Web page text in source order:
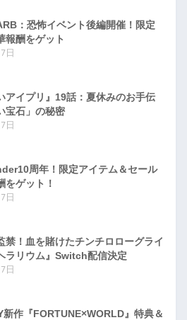
：恐怖イベント後編開催！限定
報酬をゲット
日
アイプリ』19話：夏休みのお手伝
宝石」の秘密
日
周年！限定アイテム＆セール
をゲット！
日
禁！血を賭けたチンチロローグライ
ラリウム』Switch配信決定
日
新作『FORTUNE×WORLD』特典＆